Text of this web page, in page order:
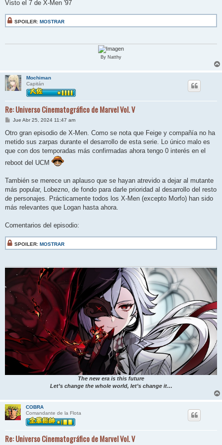
a
j
e
Visto el 7 de X-Men '97
SPOILER: MOSTRAR
By Natthy
Mochiman
Capitán
Re: Universo Cinematográfico de Marvel Vol. V
M
n
a
j
Jue Abr 25, 2024 11:47 am
Otro gran episodio de X-Men. Como se nota que Feige y compañía no ha
metido sus zarpas durante el desarrollo de esta serie. Lo único malo es
que con dos temporadas más confirmadas ahora tengo 0 interés en el
reboot del UCM
También se merece un aplauso que se hayan atrevido a dejar al mutante
más popular, Lobezno, de fondo para darle prioridad al desarrollo del resto
de personajes. Prácticamente todos los X-Men (excepto Morfo) han sido
más relevantes que Logan hasta ahora.
Comentarios del episodio:
SPOILER: MOSTRAR
The new era is this future
Let’s change the whole world, let’s change it…
COBRA
Comandante de la Flota
Re: Universo Cinematográfico de Marvel Vol. V